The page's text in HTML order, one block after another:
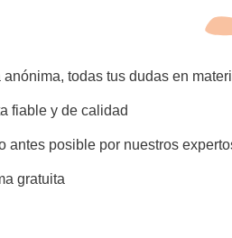
anónima, todas tus dudas en
fiable y de calidad
antes posible por nuestros
gratuita